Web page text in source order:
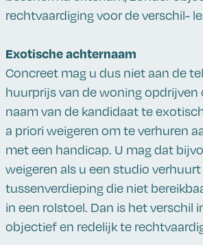
rechtvaardiging voor de verschil-
Exotische achternaam
Concreet mag u dus niet aan de
huurprijs van de woning opdrijven
naam van de kandidaat te
a priori weigeren om te verhuren
met een handicap. U mag dat
weigeren als u een studio
tussenverdieping die niet
in een rolstoel. Dan is het verschil
objectief en redelijk te